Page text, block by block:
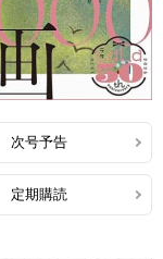
次号予告
定期購読